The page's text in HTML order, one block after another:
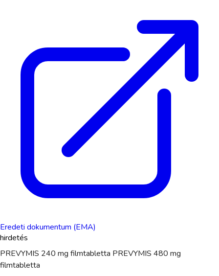
Eredeti dokumentum (EMA)
hirdetés
PREVYMIS 240 mg filmtabletta PREVYMIS 480 mg
filmtabletta